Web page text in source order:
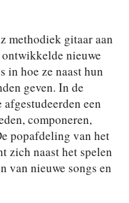
methodiek gitaar aan
nieuwe
in hoe ze naast hun
geven. In de
een
componeren,
popafdeling van het
zich naast het spelen
van nieuwe songs en